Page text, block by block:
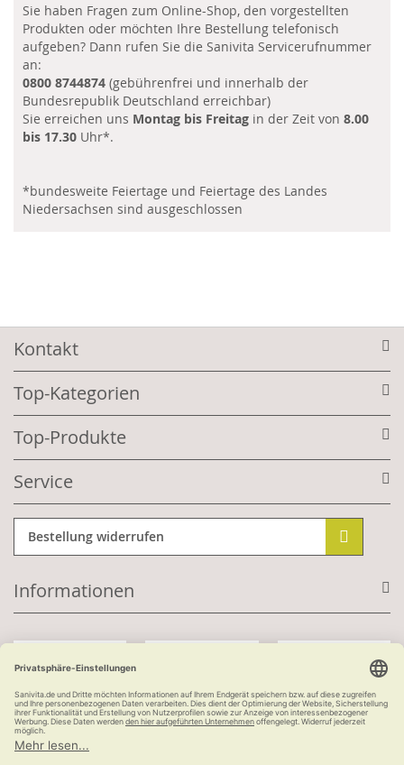
Sie haben Fragen zum Online-Shop, den vorgestellten
Produkten oder möchten Ihre Bestellung telefonisch
aufgeben? Dann rufen Sie die Sanivita Servicerufnummer
an:
0800 8744874 (gebührenfrei und innerhalb der
Bundesrepublik Deutschland erreichbar)
Sie erreichen uns Montag bis Freitag in der Zeit von 8.00
bis 17.30 Uhr*.
*bundesweite Feiertage und Feiertage des Landes
Niedersachsen sind ausgeschlossen
Kontakt
Top-Kategorien
Top-Produkte
Service
Bestellung widerrufen
Informationen
Kauf auf Rechnung